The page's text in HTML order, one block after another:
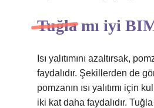
Tuğla mı iyi
Isı yalıtımını azaltırsak,
faydalıdır. Şekillerden de
pomzanın ısı yalıtımı için
iki kat daha faydalıdır.